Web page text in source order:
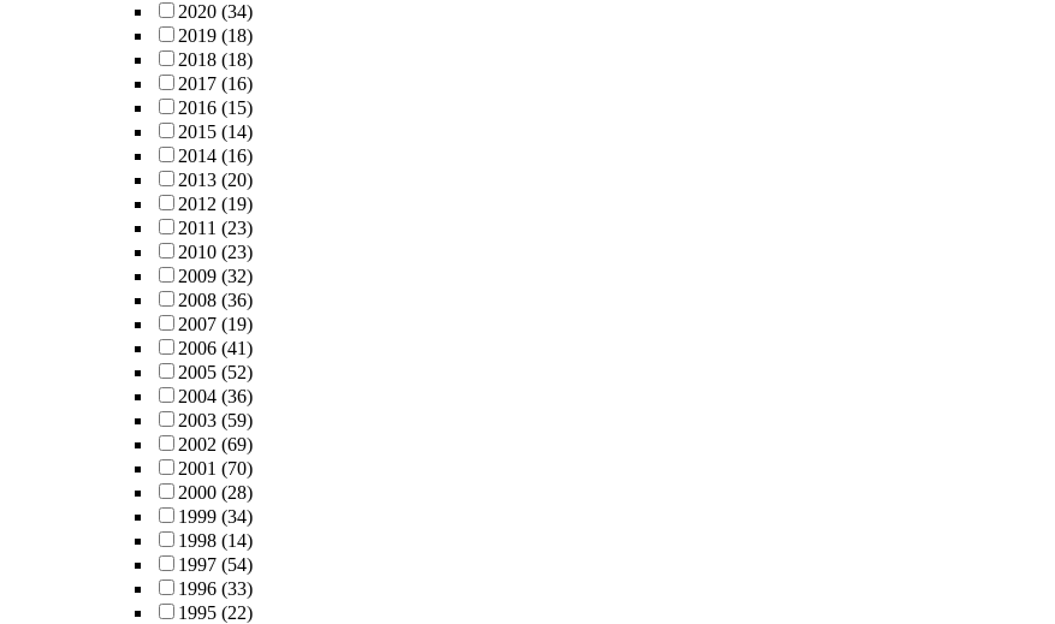
2020 (34)
2019 (18)
2018 (18)
2017 (16)
2016 (15)
2015 (14)
2014 (16)
2013 (20)
2012 (19)
2011 (23)
2010 (23)
2009 (32)
2008 (36)
2007 (19)
2006 (41)
2005 (52)
2004 (36)
2003 (59)
2002 (69)
2001 (70)
2000 (28)
1999 (34)
1998 (14)
1997 (54)
1996 (33)
1995 (22)